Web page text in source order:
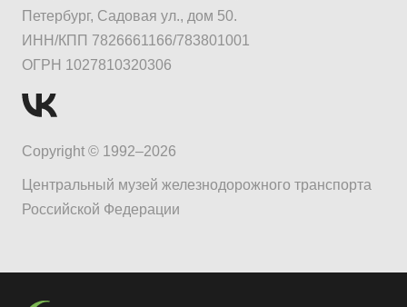
Петербург, Садовая ул., дом 50.
ИНН/КПП 7826661166/783801001
ОГРН 1027810320306
Copyright © 1992–2026
Центральный музей железнодорожного транспорта
Российской Федерации